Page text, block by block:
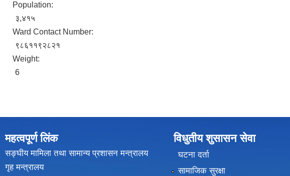
Population:
३,४१५
Ward Contact Number:
९८६११९२८२१
Weight:
6
महत्वपूर्ण लिंक
सङ्घीय मामिला तथा सामान्य प्रशासन मन्त्रालय
गृह मन्त्रालय
विधुतीय शुसासन सेवा
घटना दर्ता
सामाजिक सुरक्षा